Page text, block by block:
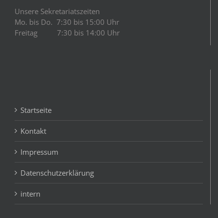
Unsere Sekretariatszeiten
Mo. bis Do. 7:30 bis 15:00 Uhr
Freitag 7:30 bis 14:00 Uhr
Startseite
Kontakt
Impressum
Datenschutzerklärung
intern